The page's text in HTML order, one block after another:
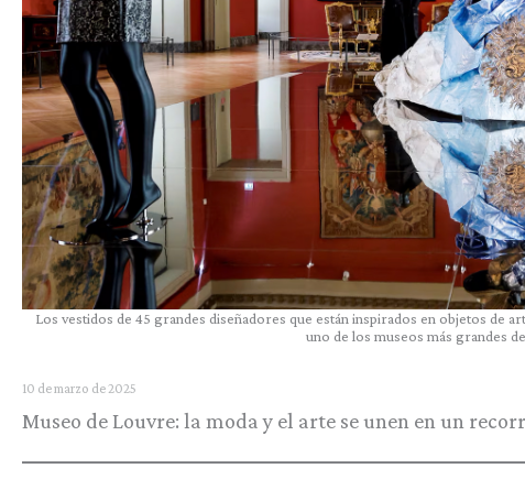
Los vestidos de 45 grandes diseñadores que están inspirados en objetos de
uno de los museos más grandes
10 de marzo de 2025
Museo de Louvre: la moda y el arte se unen en un